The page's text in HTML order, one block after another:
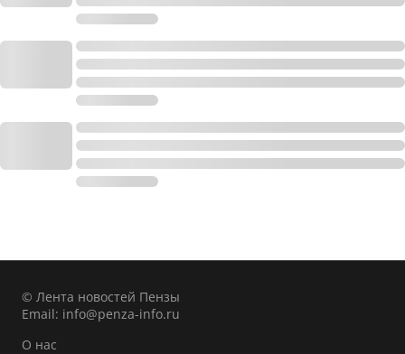
© Лента новостей Пензы
Email: info@penza-info.ru
О нас